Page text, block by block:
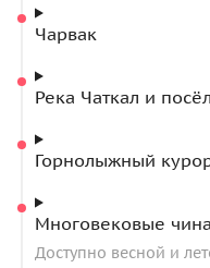
вам наслаждаться
метров. К слову,
Узбекистане!
• Весной и летом
чинарами (платанус) и
Чарвак
Река Чаткал и
Горнолыжный
Многовековые
Доступно весной и